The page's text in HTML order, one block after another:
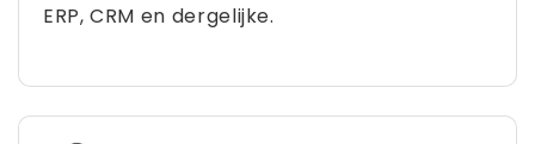
ERP, CRM en dergelijke.